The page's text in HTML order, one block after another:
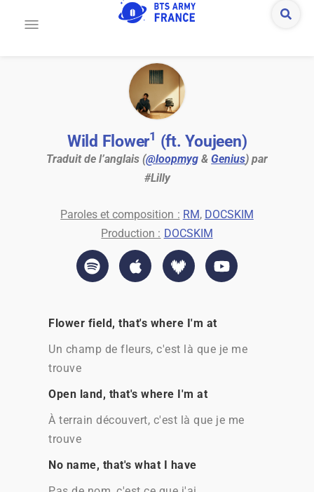
Wild Flower1 (ft. Youjeen)
Traduit de l’anglais (@loopmyg &Genius) par
#Lilly
Paroles et composition : RM, DOCSKIM
Production : DOCSKIM
Flower field, that's where I'm at
Un champ de fleurs, c'est là que je me
trouve
Open land, that's where I'm at
À terrain découvert, c'est là que je me
trouve
No name, that's what I have